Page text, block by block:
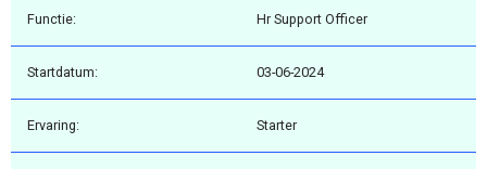
Functie: Hr Support Officer
Startdatum: 03-06-2024
Ervaring: Starter